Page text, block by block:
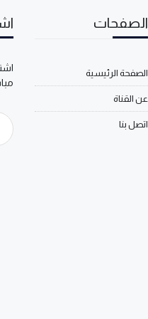
الصفحات
الصفحة الرئيسية
عن القناة
اتصل بنا